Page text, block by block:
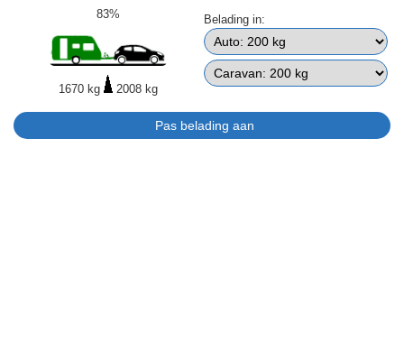
83%
1670 kg 2008 kg
Belading in: